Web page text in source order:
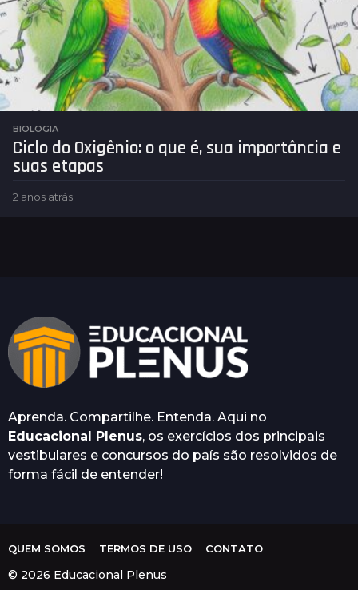
BIOLOGIA
Ciclo do Oxigênio: o que é, sua importância e
suas etapas
2 anos atrás
s
Aprenda. Compartilhe. Entenda. Aqui no
Educacional Plenus, os exercícios dos principais
vestibulares e concursos do país são resolvidos de
forma fácil de entender!
QUEM SOMOS TERMOS DE USO CONTATO
© 2026 Educacional Plenus